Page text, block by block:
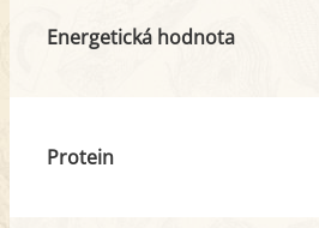
Energetická hodnota
Protein